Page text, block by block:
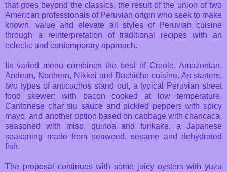
that goes beyond the classics, the result of the union of two
American professionals of Peruvian origin who seek to make
known, value and elevate all styles of Peruvian cuisine
through a reinterpretation of traditional recipes with an
eclectic and contemporary approach.
Its varied menu combines the best of Creole, Amazonian,
Andean, Northern, Nikkei and Bachiche cuisine. As starters,
two types of anticuchos stand out, a typical Peruvian street
food skewer: with bacon cooked at low temperature,
Cantonese char siu sauce and pickled peppers with spicy
mayo, and another option based on cabbage with chancaca,
seasoned with miso, quinoa and furikake, a Japanese
seasoning made from seaweed, sesame and dehydrated
fish.
The proposal continues with some juicy oysters with yuzu